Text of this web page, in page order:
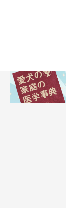
「冬用もこも
いましたが、
てよく寝てま